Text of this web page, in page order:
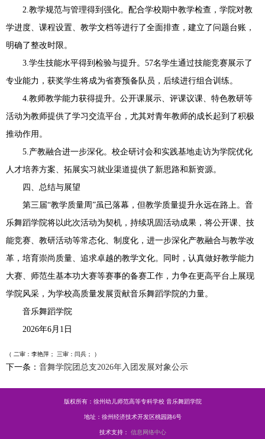
2.教学规范与管理得到强化。配合学校期中教学检查，学院对教
学进度、课程设置、教学文档等进行了全面排查，建立了问题台账，
明确了整改时限。
3.学生技能水平得到检验与提升。57名学生通过技能竞赛展示了
专业能力，获奖学生将成为省赛预备队员，后续进行组合训练。
4.教师教学能力获得提升。公开课展示、评课议课、特色教研等
活动为教师提供了学习交流平台，尤其对青年教师的成长起到了积极
推动作用。
5.产教融合进一步深化。校企研讨会和实践基地走访为学院优化
人才培养方案、拓展实习就业渠道提供了新思路和新资源。
四、总结与展望
第三届“教学质量周”虽已落幕，但教学质量提升永远在路上。音
乐舞蹈学院将以此次活动为契机，持续巩固活动成果，将公开课、技
能竞赛、教研活动等常态化、制度化，进一步深化产教融合与教学改
革，培育崇尚质量、追求卓越的教学文化。同时，认真做好教学能力
大赛、师范生基本功大赛等赛事的备赛工作，力争在更高平台上展现
学院风采，为学校高质量发展贡献音乐舞蹈学院的力量。
音乐舞蹈学院
2026年6月1日
（ 二审：李艳萍； 三审：闫兵； ）
下一条： 音舞学院团总支2026年入团发展对象公示
版权所有：徐州幼儿师范高等专科学校 音乐舞蹈学院
地址：徐州经济技术开发区桃园路6号
技术支持： 信息网络中心